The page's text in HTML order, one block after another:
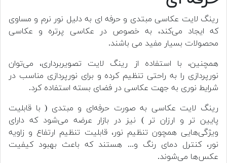
رینگ لایت عکاسی مبتدی و حرفه ای به دلیل نور نرم و مساوی
که ایجاد می‌کند، به خصوص در عکاسی پرتره و عکاسی
محصولات بسیار مفید می باشند.
همچنین، با استفاده از رینگ لایت تصویربرداری، می‌توان
نورپردازی را به راحتی تنظیم کرده و برای نورپردازی مناسب در
شرایط نوری به جهت عکاسی در فضای بسته استفاده کرد.
رینگ لایت عکاسی به صورت حرفه‌ای و مبتدی ( با قابلیت
پایین تر و ارزان تر ) نیز در بازار عرضه می‌شود که دارای
ویژگی‌هایی همچون تنظیم نور، قابلیت تنظیم ارتفاع و زاویه
نور، کنترل دمای رنگ و... هستند که باعث بهبود کیفیت
عکس‌ها می‌شوند.